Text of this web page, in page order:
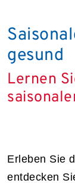
gesund
Lernen
Erleben Sie
entdecken